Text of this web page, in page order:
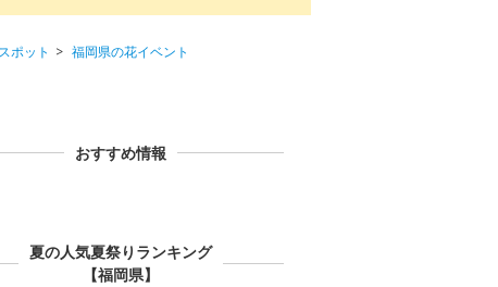
ポット
福岡県の花イベント
おすすめ情報
夏の人気夏祭りランキング
【福岡県】